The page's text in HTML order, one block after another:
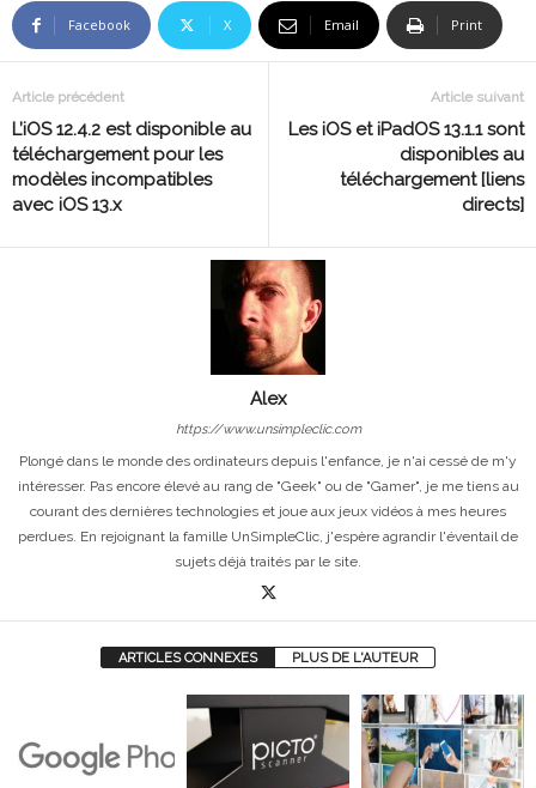
Facebook X Email Print
Article précédent
L’iOS 12.4.2 est disponible au
téléchargement pour les
modèles incompatibles
avec iOS 13.x
Article suivant
Les iOS et iPadOS 13.1.1 sont
disponibles au
téléchargement [liens
directs]
Alex
https://www.unsimpleclic.com
Plongé dans le monde des ordinateurs depuis l'enfance, je n'ai cessé de m'y
intéresser. Pas encore élevé au rang de "Geek" ou de "Gamer", je me tiens au
courant des dernières technologies et joue aux jeux vidéos à mes heures
perdues. En rejoignant la famille UnSimpleClic, j'espère agrandir l'éventail de
sujets déjà traités par le site.
ARTICLES CONNEXES PLUS DE L'AUTEUR